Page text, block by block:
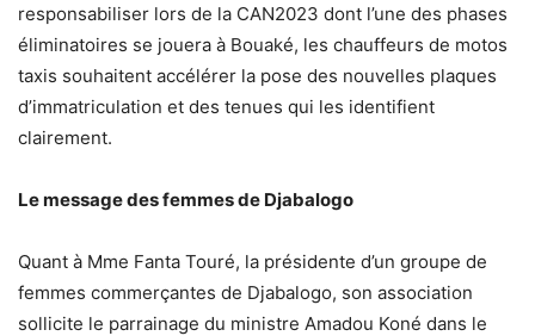
responsabiliser lors de la CAN2023 dont l’une des phases
éliminatoires se jouera à Bouaké, les chauffeurs de motos
taxis souhaitent accélérer la pose des nouvelles plaques
d’immatriculation et des tenues qui les identifient
clairement.
Le message des femmes de Djabalogo
Quant à Mme Fanta Touré, la présidente d’un groupe de
femmes commerçantes de Djabalogo, son association
sollicite le parrainage du ministre Amadou Koné dans le